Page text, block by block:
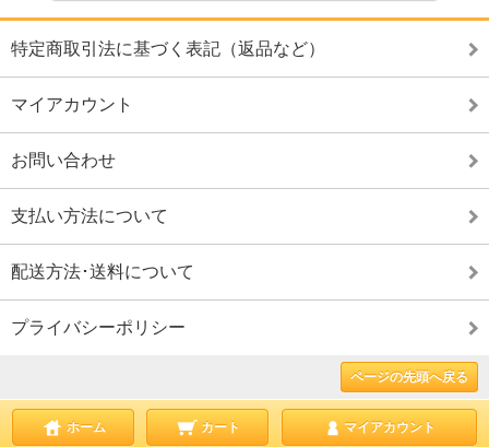
特定商取引法に基づく表記（返品など）
マイアカウント
お問い合わせ
支払い方法について
配送方法･送料について
プライバシーポリシー
ページの先頭へ戻る
ホーム カート マイアカウント